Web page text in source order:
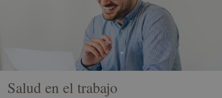
Salud en el trabajo